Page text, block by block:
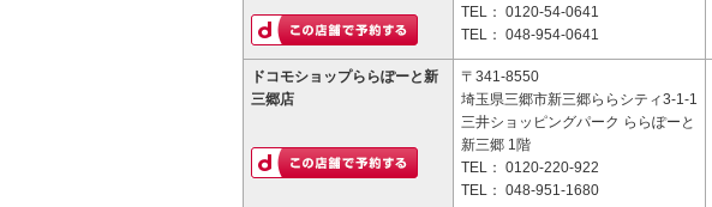
TEL： 0120-54-0641
TEL： 048-954-0641
ドコモショップららぽーと新
三郷店
〒341-8550
埼玉県三郷市新三郷ららシティ3-1-1
三井ショッピングパーク ららぽーと
新三郷 1階
TEL： 0120-220-922
TEL： 048-951-1680